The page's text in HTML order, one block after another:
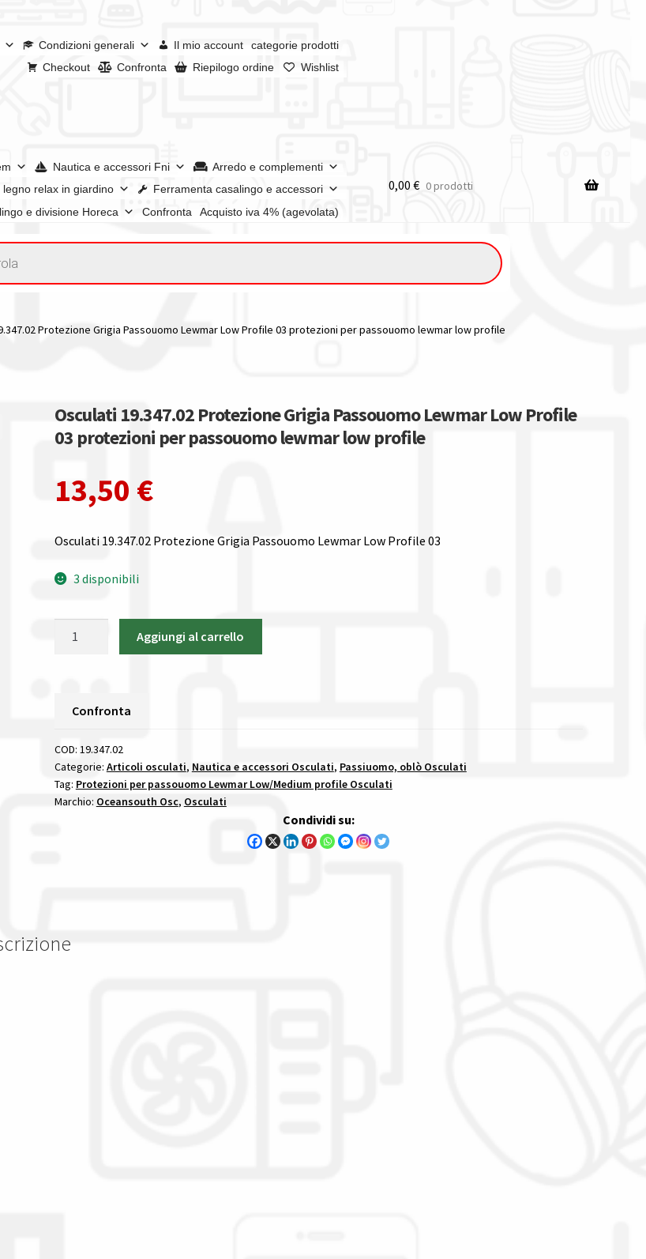
Condizioni generali Il mio account
categorie prodotti
Checkout
Confronta Riepilogo ordine Wishlist
Nautica e accessori Fni
Arredo e complementi
legno relax in giardino
Ferramenta casalingo e accessori
e divisione Horeca Confronta Acquisto iva 4% (agevolata)
ConfrontaI nostri negoziRiepilogo ordine
WishlistCheckoutIl mio account
0,00 € 0 prodotti
Protezione Grigia Passouomo Lewmar Low Profile 03 protezioni per passouomo lewmar low profile
Osculati 19.347.02 Protezione Grigia Passouomo Lewmar Low Profile
03 protezioni per passouomo lewmar low profile
13,50 €
Osculati 19.347.02 Protezione Grigia Passouomo Lewmar Low Profile 03
3 disponibili
Passouomo
Low
Profile
03
protezioni
Aggiungi al carrello
Confronta
COD: 19.347.02
Categorie: Articoli osculati, Nautica e accessori Osculati, Passiuomo, oblò Osculati
Tag: Protezioni per passouomo Lewmar Low/Medium profile Osculati
Marchio: Oceansouth Osc, Osculati
Condividi su: